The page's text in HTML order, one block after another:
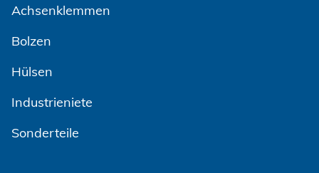
Achsenklemmen
Bolzen
Hülsen
Industrieniete
Sonderteile